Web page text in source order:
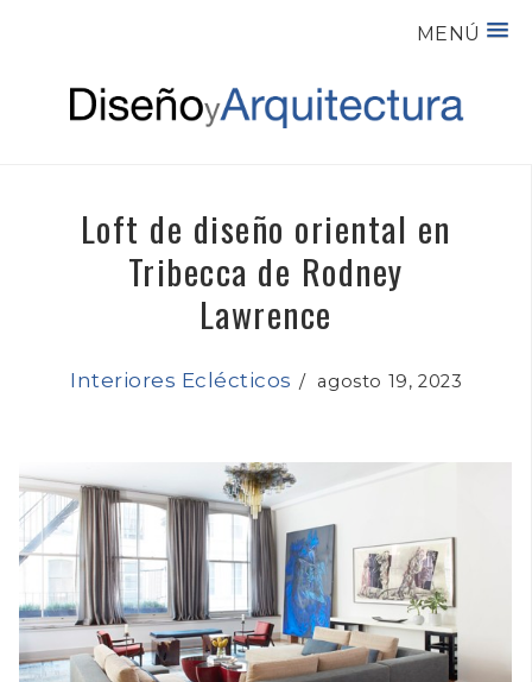
MENÚ
Loft de diseño oriental en
Tribecca de Rodney
Lawrence
Interiores Eclécticos / agosto 19, 2023